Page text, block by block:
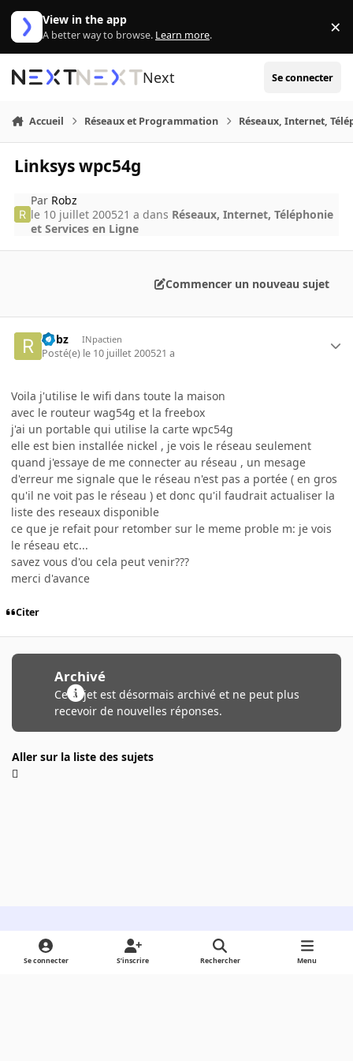
Aller au contenu
View in the app
A better way to browse. Learn more. ×
Next Se connecter
Accueil Réseaux et Programmation Réseaux, Internet,
Linksys wpc54g
Par Robz
le 10 juillet 200521 a dans Réseaux, Internet, Téléphonie
et Services en Ligne
Commencer un nouveau sujet
Robz INpactien
Posté(e) le 10 juillet 200521 a
Voila j'utilise le wifi dans toute la maison
avec le routeur wag54g et la freebox
j'ai un portable qui utilise la carte wpc54g
elle est bien installée nickel , je vois le réseau seulement
quand j'essaye de me connecter au réseau , un mesage
d'erreur me signale que le réseau n'est pas a portée ( en gros
qu'il ne voit pas le réseau ) et donc qu'il faudrait actualiser la
liste des reseaux disponible
ce que je refait pour retomber sur le meme proble m: je vois
le réseau etc...
savez vous d'ou cela peut venir???
merci d'avance
Citer
Archivé
Ce sujet est désormais archivé et ne peut plus
recevoir de nouvelles réponses.
Aller sur la liste des sujets
Light ModeDark ModeSystem Preference
Se connecter S’inscrire Rechercher Menu